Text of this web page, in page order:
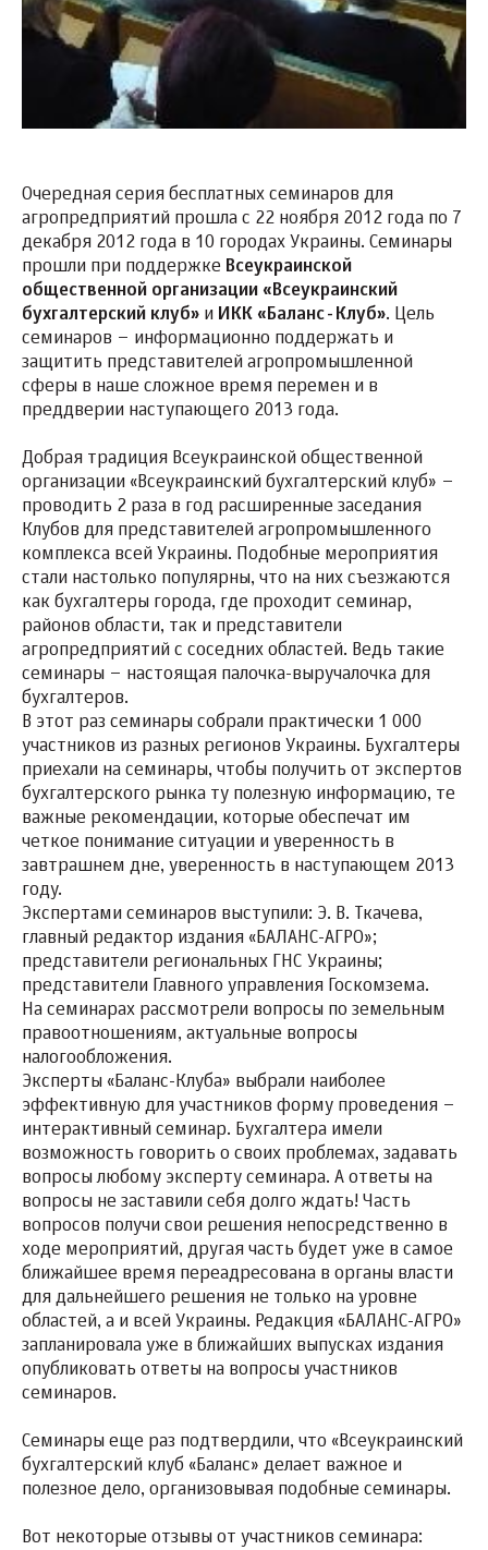
Очередная серия бесплатных семинаров для
агропредприятий прошла с 22 ноября 2012 года по 7
декабря 2012 года в 10 городах Украины. Семинары
прошли при поддержке Всеукраинской
общественной организации «Всеукраинский
бухгалтерский клуб» и ИКК «Баланс-Клуб». Цель
семинаров – информационно поддержать и
защитить представителей агропромышленной
сферы в наше сложное время перемен и в
преддверии наступающего 2013 года.
Добрая традиция Всеукраинской общественной
организации «Всеукраинский бухгалтерский клуб» –
проводить 2 раза в год расширенные заседания
Клубов для представителей агропромышленного
комплекса всей Украины. Подобные мероприятия
стали настолько популярны, что на них съезжаются
как бухгалтеры города, где проходит семинар,
районов области, так и представители
агропредприятий с соседних областей. Ведь такие
семинары – настоящая палочка-выручалочка для
бухгалтеров.
В этот раз семинары собрали практически 1 000
участников из разных регионов Украины. Бухгалтеры
приехали на семинары, чтобы получить от экспертов
бухгалтерского рынка ту полезную информацию, те
важные рекомендации, которые обеспечат им
четкое понимание ситуации и уверенность в
завтрашнем дне, уверенность в наступающем 2013
году.
Экспертами семинаров выступили: Э. В. Ткачева,
главный редактор издания «БАЛАНС-АГРО»;
представители региональных ГНС Украины;
представители Главного управления Госкомзема.
На семинарах рассмотрели вопросы по земельным
правоотношениям, актуальные вопросы
налогообложения.
Эксперты «Баланс-Клуба» выбрали наиболее
эффективную для участников форму проведения –
интерактивный семинар. Бухгалтера имели
возможность говорить о своих проблемах, задавать
вопросы любому эксперту семинара. А ответы на
вопросы не заставили себя долго ждать! Часть
вопросов получи свои решения непосредственно в
ходе мероприятий, другая часть будет уже в самое
ближайшее время переадресована в органы власти
для дальнейшего решения не только на уровне
областей, а и всей Украины. Редакция «БАЛАНС-АГРО»
запланировала уже в ближайших выпусках издания
опубликовать ответы на вопросы участников
семинаров.
Семинары еще раз подтвердили, что «Всеукраинский
бухгалтерский клуб «Баланс» делает важное и
полезное дело, организовывая подобные семинары.
Вот некоторые отзывы от участников семинара: